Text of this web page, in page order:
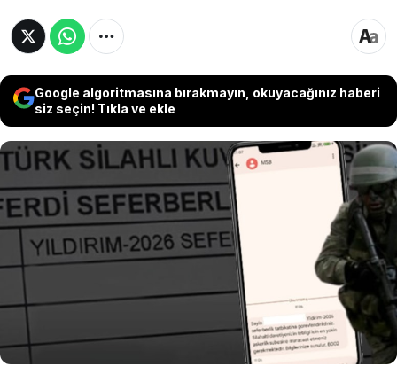
Google algoritmasına bırakmayın, okuyacağınız haberi
siz seçin! Tıkla ve ekle
Sosyal medyada birçok kullanıcı Milli
Savunma Bakanlığı tarafından cep
telefonlarına gönderilen mesajı paylaşarak,
'Savaşa mı giriyoruz?' sorusunu yöneltti.
Tartışmaların ardından MSB'den açıklama
geldi.